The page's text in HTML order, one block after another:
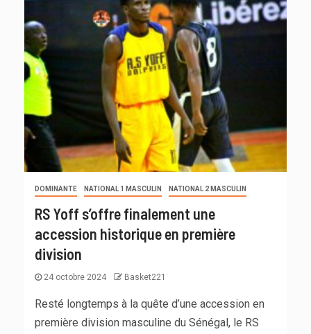
DOMINANTE NATIONAL 1 MASCULIN NATIONAL 2 MASCULIN
RS Yoff s’offre finalement une
accession historique en première
division
24 octobre 2024 Basket221
Resté longtemps à la quête d’une accession en
première division masculine du Sénégal, le RS